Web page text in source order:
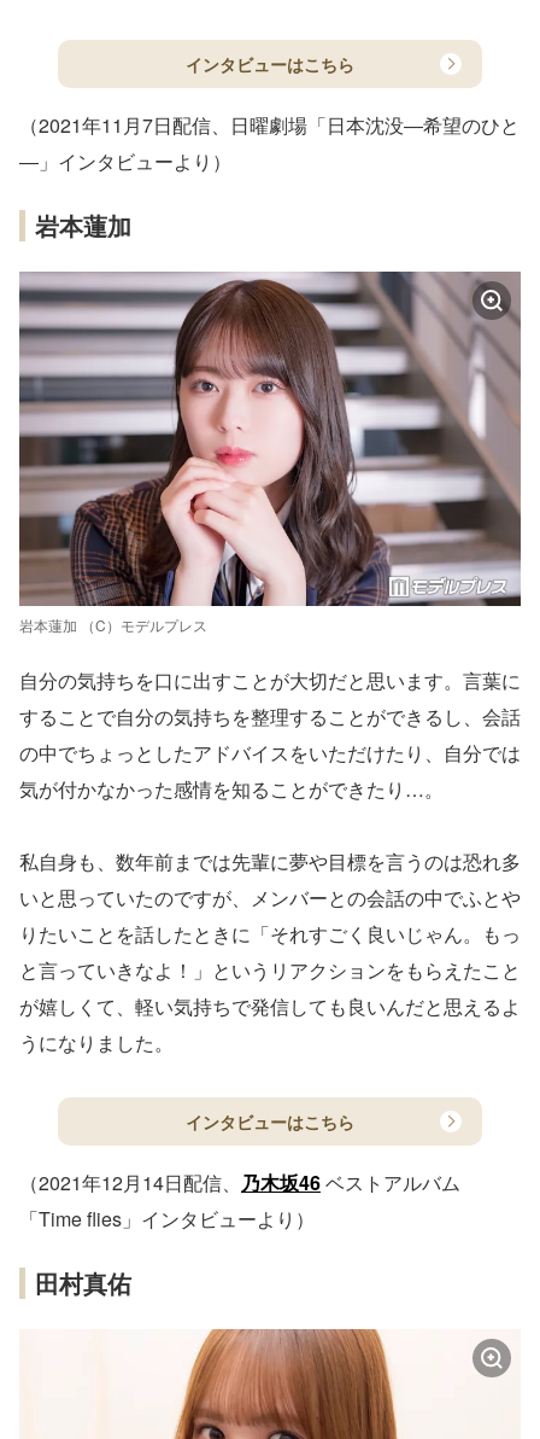
インタビューはこちら
（2021年11月7日配信、日曜劇場「日本沈没―希望のひと
―」インタビューより）
岩本蓮加
岩本蓮加 （C）モデルプレス
自分の気持ちを口に出すことが大切だと思います。言葉に
することで自分の気持ちを整理することができるし、会話
の中でちょっとしたアドバイスをいただけたり、自分では
気が付かなかった感情を知ることができたり…。
私自身も、数年前までは先輩に夢や目標を言うのは恐れ多
いと思っていたのですが、メンバーとの会話の中でふとや
りたいことを話したときに「それすごく良いじゃん。もっ
と言っていきなよ！」というリアクションをもらえたこと
が嬉しくて、軽い気持ちで発信しても良いんだと思えるよ
うになりました。
インタビューはこちら
（2021年12月14日配信、 乃木坂46ベストアルバム
「Time flies」インタビューより）
田村真佑